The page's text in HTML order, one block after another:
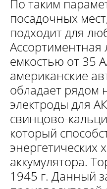
По таким
посадочных
подходит для
Ассортиментная
емкостью от 35
американские
обладает рядом
электроды для
свинцово-
который
энергетических
аккумулятора.
1945 г. Данный